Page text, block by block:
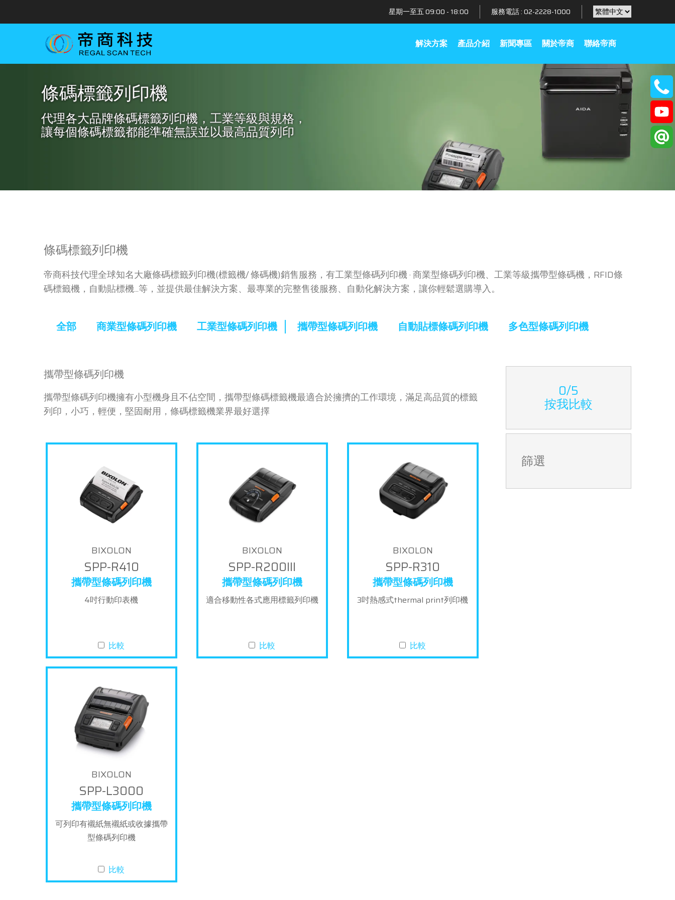
星期一至五 09:00 - 18:00 服務電話 :02-2228-1000
解決方案 產品介紹 新聞專區 關於帝商 聯絡帝商
條碼標籤列印機
代理各大品牌條碼標籤列印機，工業等級與規格，
讓每個條碼標籤都能準確無誤並以最高品質列印
條碼標籤列印機
帝商科技代理全球知名大廠條碼標籤列印機(標籤機/ 條碼機)銷售服務，有工業型條碼列印機 · 商業型條碼列印機、工業等級攜帶型條碼機，RFID條
碼標籤機，自動貼標機...等，並提供最佳解決方案、最專業的完整售後服務、自動化解決方案，讓你輕鬆選購導入。
全部 商業型條碼列印機 工業型條碼列印機 攜帶型條碼列印機 自動貼標條碼列印機 多色型條碼列印機
攜帶型條碼列印機
攜帶型條碼列印機擁有小型機身且不佔空間，攜帶型條碼標籤機最適合於擁擠的工作環境，滿足高品質的標籤
列印，小巧，輕便，堅固耐用，條碼標籤機業界最好選擇
BIXOLON
SPP-R410
攜帶型條碼列印機
4吋行動印表機
比較
BIXOLON
SPP-R200III
攜帶型條碼列印機
適合移動性各式應用標籤列印機
比較
BIXOLON
SPP-R310
攜帶型條碼列印機
3吋熱感式thermal print列印機
比較
BIXOLON
SPP-L3000
攜帶型條碼列印機
可列印有襯紙無襯紙或收據攜帶
型條碼列印機
比較
0/5
按我比較
篩選